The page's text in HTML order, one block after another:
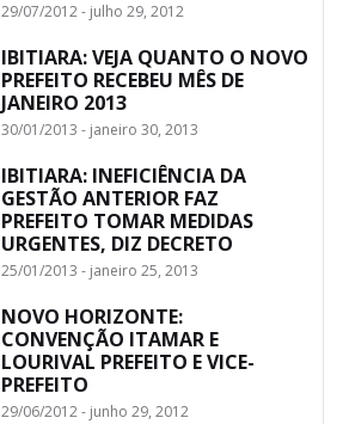
29/07/2012 - julho 29, 2012
IBITIARA: VEJA QUANTO O NOVO
PREFEITO RECEBEU MÊS DE
JANEIRO 2013
30/01/2013 - janeiro 30, 2013
IBITIARA: INEFICIÊNCIA DA
GESTÃO ANTERIOR FAZ
PREFEITO TOMAR MEDIDAS
URGENTES, DIZ DECRETO
25/01/2013 - janeiro 25, 2013
NOVO HORIZONTE:
CONVENÇÃO ITAMAR E
LOURIVAL PREFEITO E VICE-
PREFEITO
29/06/2012 - junho 29, 2012